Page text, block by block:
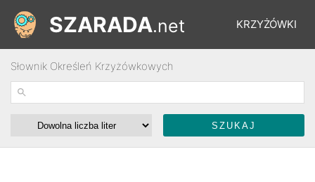
KRZYŻÓWKI
ŁAMIGŁÓWKI
SZARADA.net
Słownik Określeń Krzyżówkowych